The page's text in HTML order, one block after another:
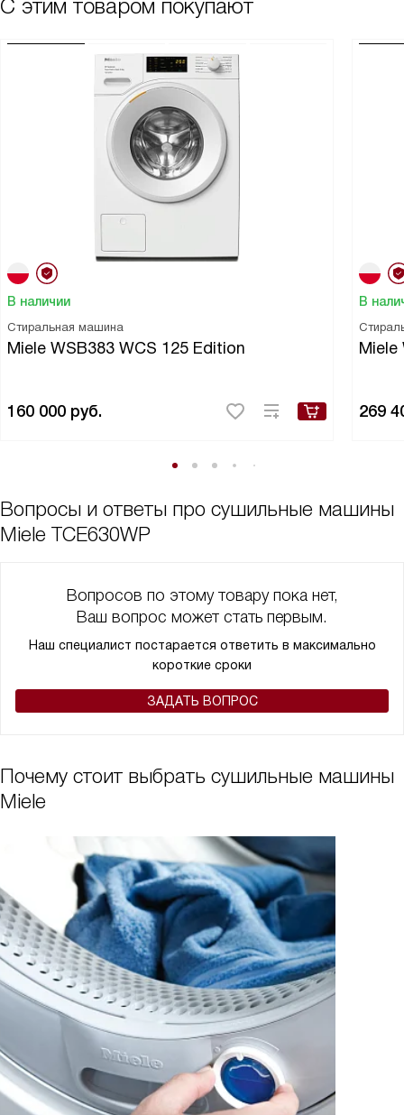
белье после стирки и сушки будет мягким и ароматным. Я уже
С этим товаром покупают
В наличии
Стиральная машина
Miele WSB383 WCS 125 Edition
160 000 руб.
В
Miele
269
Вопросы и ответы про сушильные машины
Miele TCE630WP
Вопросов по этому товару пока нет,
Ваш вопрос может стать первым.
Наш специалист постарается ответить в максимально
короткие сроки
ЗАДАТЬ ВОПРОС
Почему стоит выбрать сушильные машины
Miele